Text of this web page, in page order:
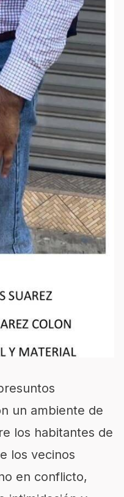
un ambiente de
los habitantes de
los vecinos
en conflicto,